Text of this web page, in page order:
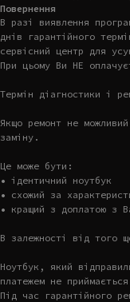
Повернення
В разі виявлення
днів гарантійного
сервісний центр для
При цьому Ви НЕ
Термін діагностики і
Якщо ремонт не
заміну.
Це може бути:
• ідентичний ноутбук
• схожий за
• кращий з доплатою з
В залежності від того
Ноутбук, який
платежем не приймається
Під час гарантійного